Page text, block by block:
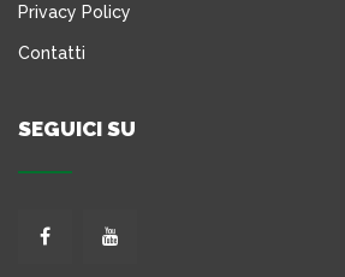
Privacy Policy
Contatti
SEGUICI SU